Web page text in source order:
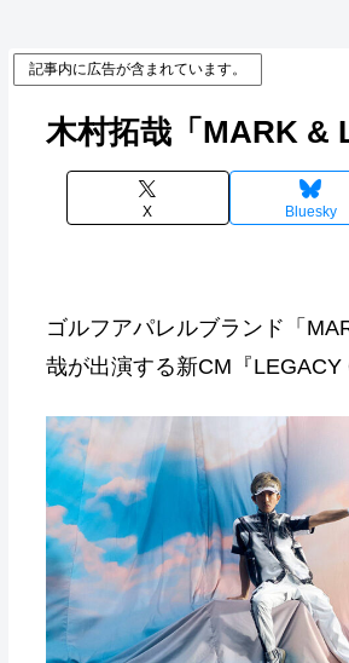
記事内に広告が含まれています。
木村拓哉「MARK &
X Bluesky
ゴルフアパレルブランド「
哉が出演する新CM『LEGACY